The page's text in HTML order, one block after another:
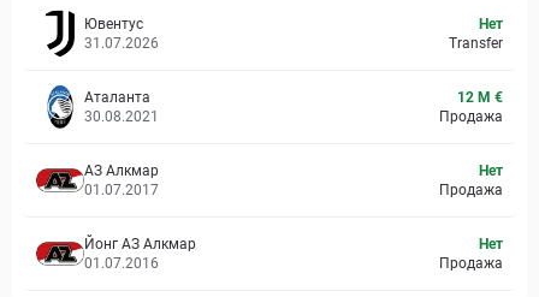
Ювентус
31.07.2026
Нет
Transfer
Аталанта
30.08.2021
12 M €
Продажа
АЗ Алкмар
01.07.2017
Нет
Продажа
Йонг АЗ Алкмар
01.07.2016
Нет
Продажа